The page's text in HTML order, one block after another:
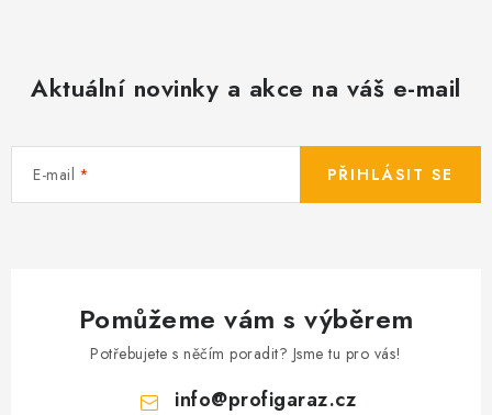
Aktuální novinky a akce na váš e-mail
E-mail PŘIHLÁSIT SE
Pomůžeme vám s výběrem
Potřebujete s něčím poradit? Jsme tu pro vás!
info@profigaraz.cz